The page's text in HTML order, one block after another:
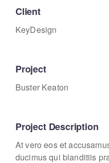
Client
KeyDesign
Project
Buster Keaton
Project Description
At vero eos et
ducimus qui blanditiis